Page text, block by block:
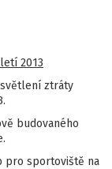
2013
ztráty
budovaného
pro sportoviště na